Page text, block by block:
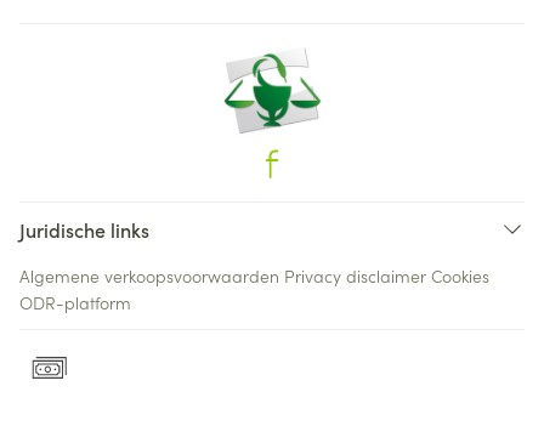
Juridische links
Algemene verkoopsvoorwaarden Privacy disclaimer Cookies
ODR-platform